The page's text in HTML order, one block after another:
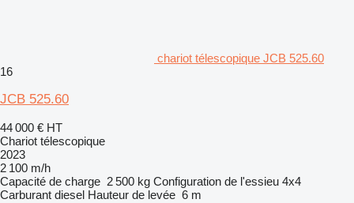
chariot télescopique JCB 525.60
16
JCB 525.60
44 000 € HT
Chariot télescopique
2023
2 100 m/h
Capacité de charge 2 500 kg Configuration de l'essieu 4x4
Carburant diesel Hauteur de levée 6 m